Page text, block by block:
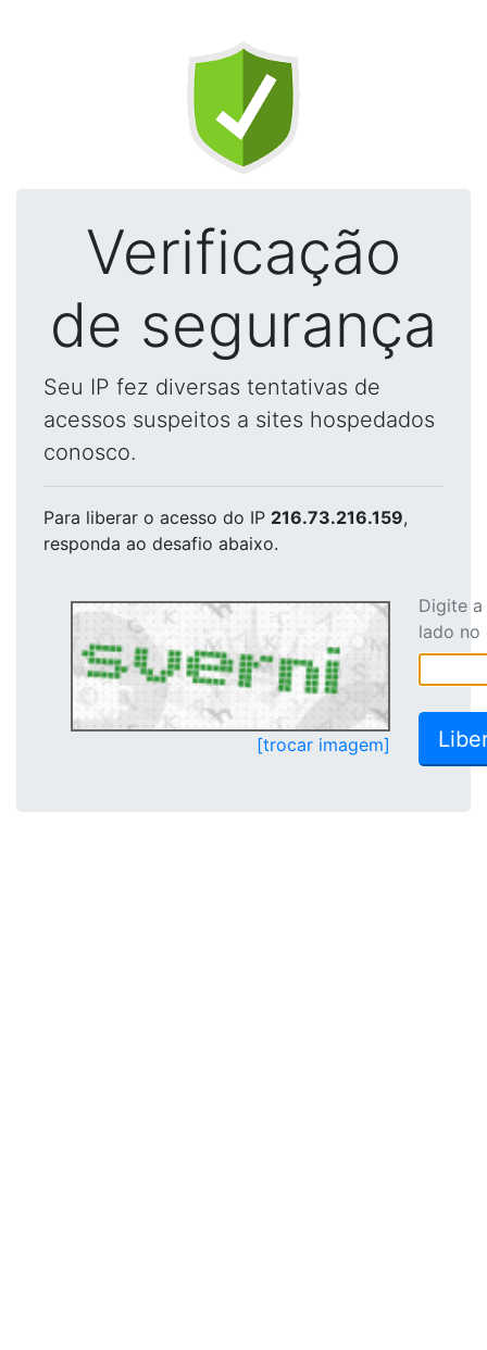
Verificação
de segurança
Seu IP fez diversas tentativas de
acessos suspeitos a sites hospedados
conosco.
Para liberar o acesso do IP 216.73.216.159,
responda ao desafio abaixo.
[trocar imagem]
Digite
lado no